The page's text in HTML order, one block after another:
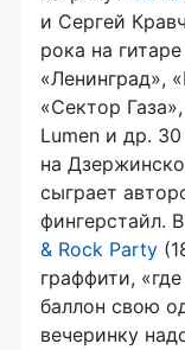
и Сергей
рока на
«Ленинград»,
«Сектор
Lumen и др.
на
сыграет
фингерстайл.
& Rock Party
граффити,
баллон свою
вечеринку